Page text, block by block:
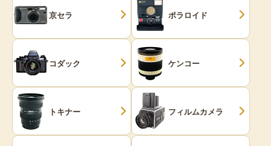
京セラ ポラロイド
コダック ケンコー
トキナー フィルムカメラ